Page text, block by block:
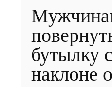
бутылку
наклоне